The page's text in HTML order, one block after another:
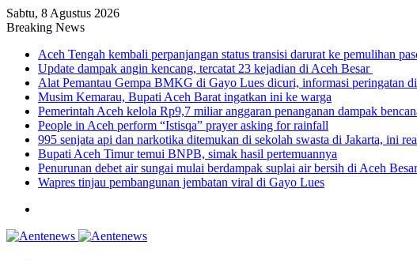
Sabtu, 8 Agustus 2026
Breaking News
Aceh Tengah kembali perpanjangan status transisi darurat ke pemulihan
Update dampak angin kencang, tercatat 23 kejadian di Aceh Besar
Alat Pemantau Gempa BMKG di Gayo Lues dicuri, informasi peringatan
Musim Kemarau, Bupati Aceh Barat ingatkan ini ke warga
Pemerintah ‎Aceh kelola Rp9,7 miliar anggaran penanganan dampak
People in Aceh perform “Istisqa” prayer asking for rainfall
995 senjata api dan narkotika ditemukan di sekolah swasta di Jakarta, ini
Bupati Aceh Timur temui BNPB, simak hasil pertemuannya
Penurunan debet air sungai mulai berdampak suplai air bersih di Aceh Besar
Wapres tinjau pembangunan jembatan viral di Gayo Lues